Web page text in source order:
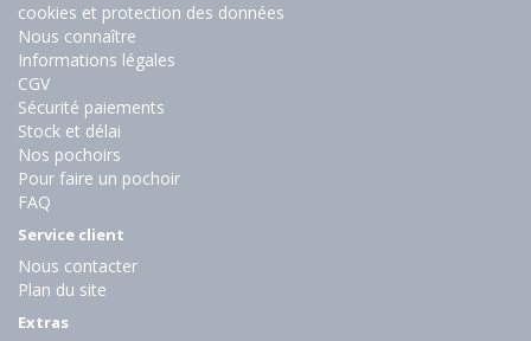
cookies et protection des données
Nous connaître
Informations légales
CGV
Sécurité paiements
Stock et délai
Nos pochoirs
Pour faire un pochoir
FAQ
Service client
Nous contacter
Plan du site
Extras